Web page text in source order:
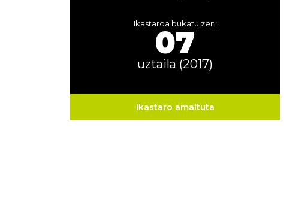
Ikastaroa bukatu zen:
07
uztaila (2017)
Ikastaro amaituta